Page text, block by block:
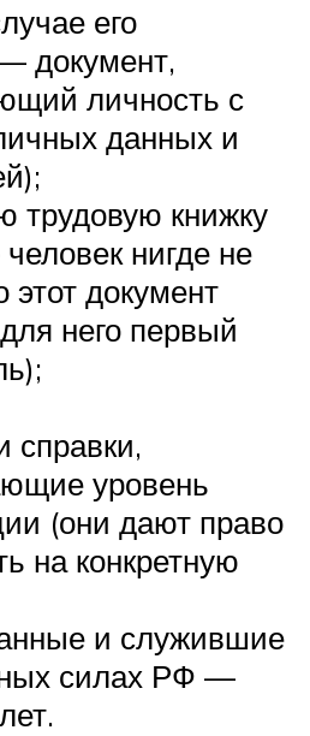
его
документ,
личность с
данных и
трудовую книжку
нигде не
этот документ
него первый
справки,
уровень
(они дают право
на конкретную
и служившие
силах РФ —